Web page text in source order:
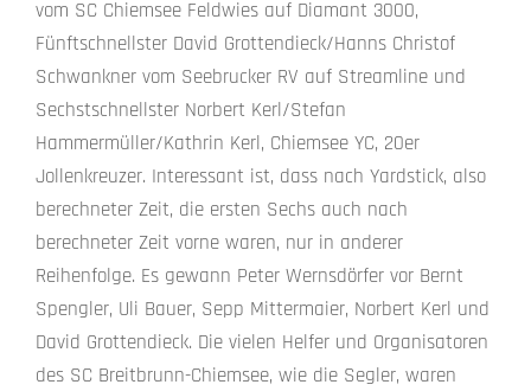
vom SC Chiemsee Feldwies auf Diamant 3000,
Fünftschnellster David Grottendieck/Hanns Christof
Schwankner vom Seebrucker RV auf Streamline und
Sechstschnellster Norbert Kerl/Stefan
Hammermüller/Kathrin Kerl, Chiemsee YC, 20er
Jollenkreuzer. Interessant ist, dass nach Yardstick, also
berechneter Zeit, die ersten Sechs auch nach
berechneter Zeit vorne waren, nur in anderer
Reihenfolge. Es gewann Peter Wernsdörfer vor Bernt
Spengler, Uli Bauer, Sepp Mittermaier, Norbert Kerl und
David Grottendieck. Die vielen Helfer und Organisatoren
des SC Breitbrunn-Chiemsee, wie die Segler, waren